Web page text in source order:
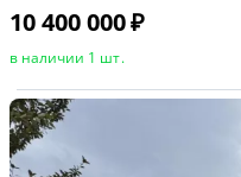
10 400 000₽
в наличии 1 шт.